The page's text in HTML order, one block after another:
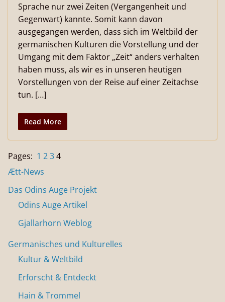
Sprache nur zwei Zeiten (Vergangenheit und
Gegenwart) kannte. Somit kann davon
ausgegangen werden, dass sich im Weltbild der
germanischen Kulturen die Vorstellung und der
Umgang mit dem Faktor „Zeit“ anders verhalten
haben muss, als wir es in unseren heutigen
Vorstellungen von der Reise auf einer Zeitachse
tun. […]
Read More
Pages: 1 234
Ætt-News
Das Odins Auge Projekt
Odins Auge Artikel
Gjallarhorn Weblog
Germanisches und Kulturelles
Kultur & Weltbild
Erforscht & Entdeckt
Hain & Trommel